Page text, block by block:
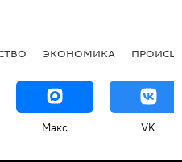
ЭКОНОМИКА
Макс VK